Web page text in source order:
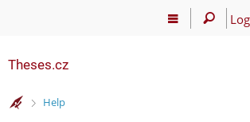
Theses.cz
>Help